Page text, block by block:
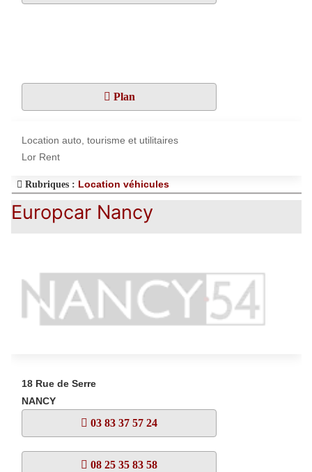
Plan
Location auto, tourisme et utilitaires
Lor Rent
Rubriques : Location véhicules
Europcar Nancy
18 Rue de Serre
NANCY
03 83 37 57 24
08 25 35 83 58